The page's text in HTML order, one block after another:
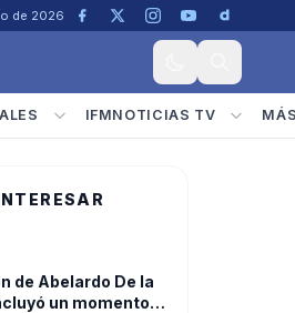
de 2026
IFMNOTICIAS TV
de Abelardo De la
un momento